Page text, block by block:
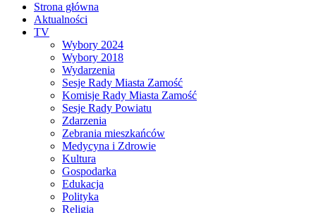
Strona główna
Aktualności
TV
Wybory 2024
Wybory 2018
Wydarzenia
Sesje Rady Miasta Zamość
Komisje Rady Miasta Zamość
Sesje Rady Powiatu
Zdarzenia
Zebrania mieszkańców
Medycyna i Zdrowie
Kultura
Gospodarka
Edukacja
Polityka
Religia